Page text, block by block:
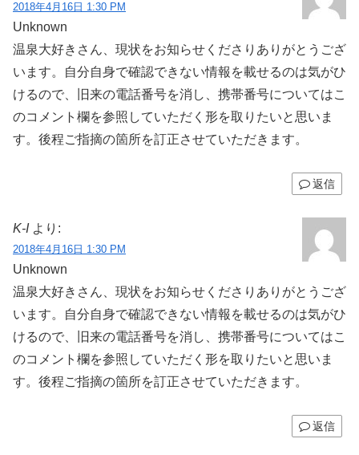
2018年4月16日 1:30 PM
Unknown
温泉大好きさん、現状をお知らせくださりありがとうござ
います。自分自身で確認できない情報を載せるのは気がひ
けるので、旧来の電話番号を消し、携帯番号についてはこ
のコメント欄を参照していただく形を取りたいと思いま
す。後程ご指摘の箇所を訂正させていただきます。
返信
K-I より:
2018年4月16日 1:30 PM
Unknown
温泉大好きさん、現状をお知らせくださりありがとうござ
います。自分自身で確認できない情報を載せるのは気がひ
けるので、旧来の電話番号を消し、携帯番号についてはこ
のコメント欄を参照していただく形を取りたいと思いま
す。後程ご指摘の箇所を訂正させていただきます。
返信